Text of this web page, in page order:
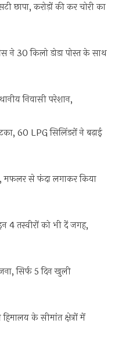
छापा, करोड़ों की कर चोरी का
ने 30 किलो डोडा पोस्त के साथ
निवासी परेशान,
60 LPG सिलिंडरों ने बढ़ाई
मफलर से फंदा लगाकर किया
4 तस्वीरों को भी दें जगह,
सिर्फ 5 दिन खुली
के सीमांत क्षेत्रों में